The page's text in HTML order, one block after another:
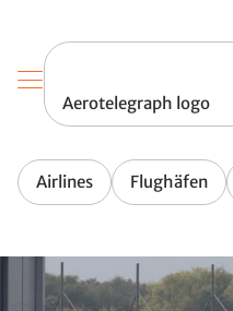
Aerotelegraph logo
Airlines Flughäfen